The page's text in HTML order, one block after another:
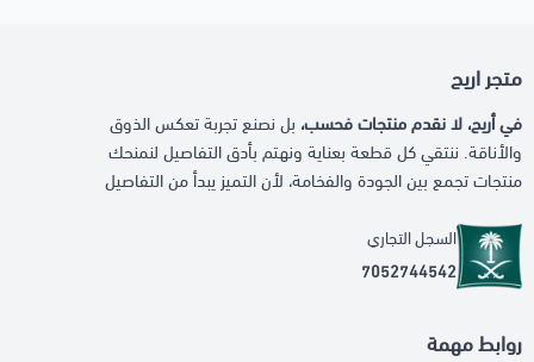
متجر اريج
في أريج، لا نقدم منتجات فحسب، بل نصنع تجربة تعكس الذوق
والأناقة. ننتقي كل قطعة بعناية ونهتم بأدق التفاصيل لنمنحك
منتجات تجمع بين الجودة والفخامة، لأن التميز يبدأ من التفاصيل
السجل التجاري
7052744542
روابط مهمة